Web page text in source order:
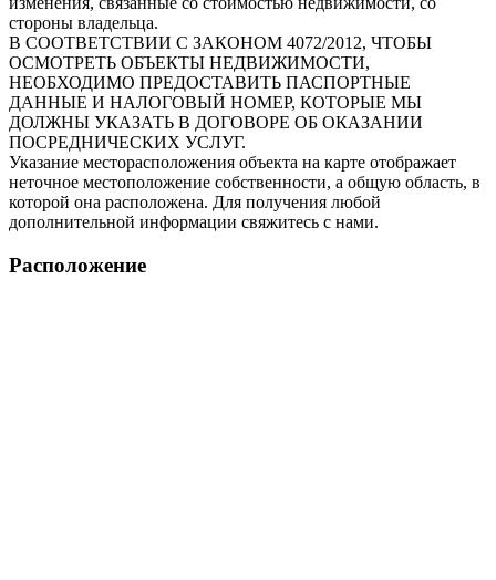
стороны владельца.
В СООТВЕТСТВИИ С ЗАКОНОМ 4072/2012, ЧТОБЫ
ОСМОТРЕТЬ ОБЪЕКТЫ НЕДВИЖИМОСТИ,
НЕОБХОДИМО ПРЕДОСТАВИТЬ ПАСПОРТНЫЕ
ДАННЫЕ И НАЛОГОВЫЙ НОМЕР, КОТОРЫЕ МЫ
ДОЛЖНЫ УКАЗАТЬ В ДОГОВОРЕ ОБ ОКАЗАНИИ
ПОСРЕДНИЧЕСКИХ УСЛУГ.
Указание месторасположения объекта на карте отображает
неточное местоположение собственности, а общую область, в
которой она расположена. Для получения любой
дополнительной информации свяжитесь с нами.
Расположение